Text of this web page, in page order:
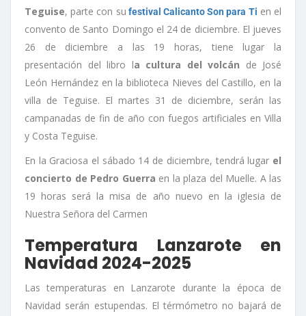
Teguise, parte con su festival Calicanto Son para Ti en el
convento de Santo Domingo el 24 de diciembre. El jueves
26 de diciembre a las 19 horas, tiene lugar la
presentación del libro la cultura del volcán de José
León Hernández en la biblioteca Nieves del Castillo, en la
villa de Teguise. El martes 31 de diciembre, serán las
campanadas de fin de año con fuegos artificiales en Villa
y Costa Teguise.
En la Graciosa el sábado 14 de diciembre, tendrá lugar el
concierto de Pedro Guerra en la plaza del Muelle. A las
19 horas será la misa de año nuevo en la iglesia de
Nuestra Señora del Carmen
Temperatura Lanzarote en
Navidad 2024-2025
Las temperaturas en Lanzarote durante la época de
Navidad serán estupendas. El térmómetro no bajará de